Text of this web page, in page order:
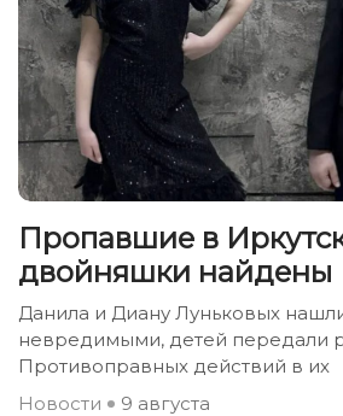
Пропавшие в
двойняшки найдены
Данила и Диану Луньковых
невредимыми, детей передали
Противоправных действий в их
Новости
9 августа